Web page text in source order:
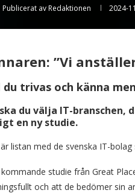
Publicerat avRedaktionen 2024-
”Vi
du trivas och känna
du välja IT-branschen,
en ny studie.
listan med de svenska IT-
studie från Great
och att de bedömer sin